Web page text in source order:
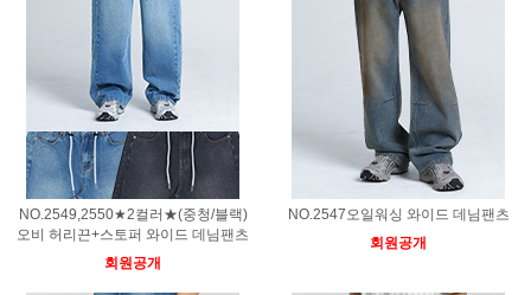
NO.2549,2550★2컬러★(중청/블랙)
오비 허리끈+스토퍼 와이드 데님팬츠
회원공개
NO.2547오일워싱 와이드 데님팬츠
회원공개